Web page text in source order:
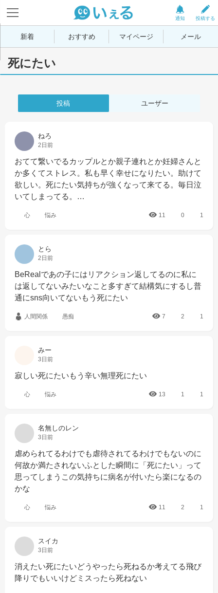
投稿する
通知
新着 おすすめ マイページ メール
死にたい
投稿 ユーザー
ねろ
2日前
おてて繋いでるカップルとか親子連れとか妊婦さんと
か多くてストレス。私も早く幸せになりたい。助けて
欲しい。死にたい気持ちが強くなって来てる。毎日泣
いてしまってる。…
心 悩み 11 0 1
とら
2日前
BeRealであの子にはリアクション返してるのに私に
は返してないみたいなこと多すぎて結構気にするし普
通にsns向いてないもう死にたい
人間関係 愚痴 7 2 1
みー
3日前
寂しい死にたいもう辛い無理死にたい
心 悩み 13 1 1
名無しのレン
3日前
虐められてるわけでも虐待されてるわけでもないのに
何故か満たされないふとした瞬間に「死にたい」って
思ってしまうこの気持ちに病名が付いたら楽になるの
かな
心 悩み 11 2 1
スイカ
3日前
消えたい死にたいどうやったら死ねるか考えてる飛び
降りでもいいけどミスったら死ねない